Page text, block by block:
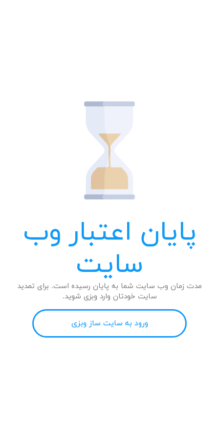
پایان اعتبار وب
سایت
مدت زمان وب سایت شما به پایان رسیده است. برای تمدید
سایت خودتان وارد وبزی شوید.
ورود به سایت ساز وبزی